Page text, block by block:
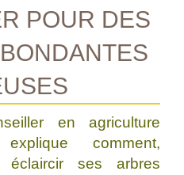
POUR DES
en agriculture
comment,
ses arbres